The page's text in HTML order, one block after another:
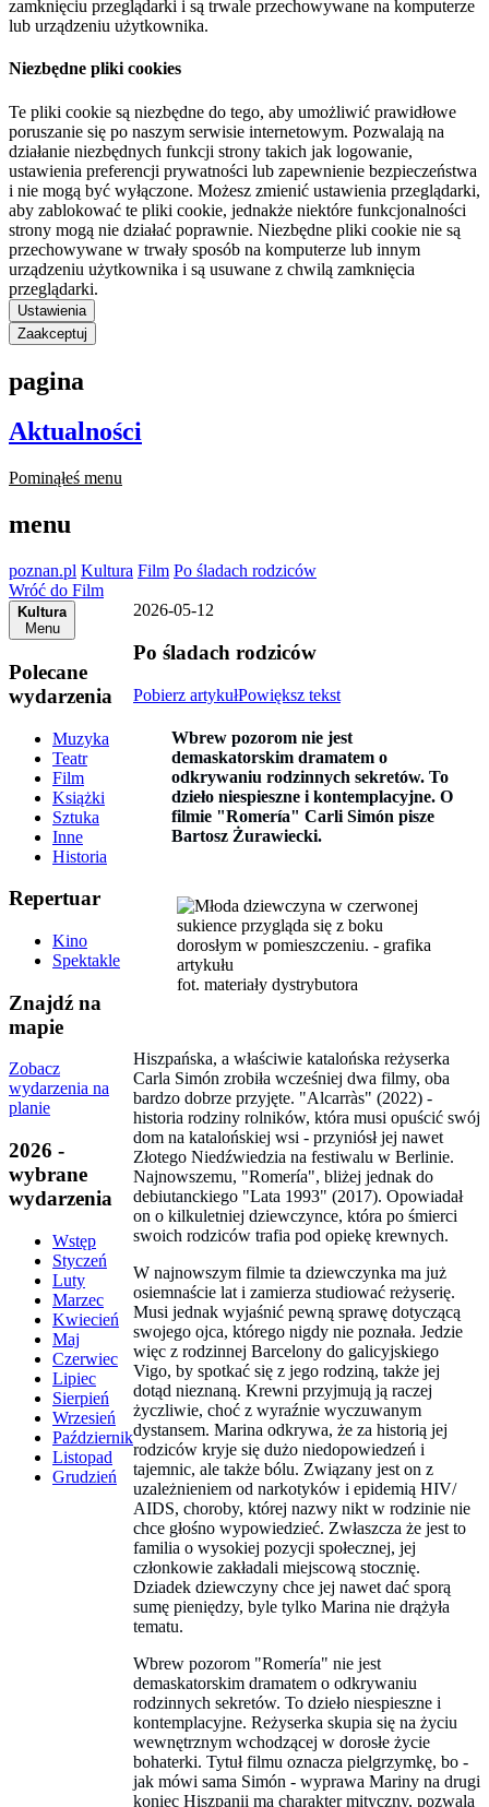
zamknięciu przeglądarki i są trwale przechowywane na komputerze
lub urządzeniu użytkownika.
Niezbędne pliki cookies
Te pliki cookie są niezbędne do tego, aby umożliwić prawidłowe
poruszanie się po naszym serwisie internetowym. Pozwalają na
działanie niezbędnych funkcji strony takich jak logowanie,
ustawienia preferencji prywatności lub zapewnienie bezpieczeństwa
i nie mogą być wyłączone. Możesz zmienić ustawienia przeglądarki,
aby zablokować te pliki cookie, jednakże niektóre funkcjonalności
strony mogą nie działać poprawnie. Niezbędne pliki cookie nie są
przechowywane w trwały sposób na komputerze lub innym
urządzeniu użytkownika i są usuwane z chwilą zamknięcia
przeglądarki.
Ustawienia
Zaakceptuj
pagina
Aktualności
Pominąłeś menu
menu
poznan.pl Kultura Film Po śladach rodziców
Wróć do Film
Kultura
Menu
Polecane
wydarzenia
Muzyka
Teatr
Film
Książki
Sztuka
Inne
Historia
Repertuar
Kino
Spektakle
Znajdź na
mapie
Zobacz
wydarzenia na
planie
2026 -
wybrane
wydarzenia
Wstęp
Styczeń
Luty
Marzec
Kwiecień
Maj
Czerwiec
Lipiec
Sierpień
Wrzesień
Październik
Listopad
Grudzień
2026-05-12
Po śladach rodziców
Pobierz artykułPowiększ tekst
Wbrew pozorom nie jest
demaskatorskim dramatem o
odkrywaniu rodzinnych sekretów. To
dzieło niespieszne i kontemplacyjne. O
filmie "Romería" Carli Simón pisze
Bartosz Żurawiecki.
fot. materiały dystrybutora
Hiszpańska, a właściwie katalońska reżyserka
Carla Simón zrobiła wcześniej dwa filmy, oba
bardzo dobrze przyjęte. "Alcarràs" (2022) -
historia rodziny rolników, która musi opuścić swój
dom na katalońskiej wsi - przyniósł jej nawet
Złotego Niedźwiedzia na festiwalu w Berlinie.
Najnowszemu, "Romería", bliżej jednak do
debiutanckiego "Lata 1993" (2017). Opowiadał
on o kilkuletniej dziewczynce, która po śmierci
swoich rodziców trafia pod opiekę krewnych.
W najnowszym filmie ta dziewczynka ma już
osiemnaście lat i zamierza studiować reżyserię.
Musi jednak wyjaśnić pewną sprawę dotyczącą
swojego ojca, którego nigdy nie poznała. Jedzie
więc z rodzinnej Barcelony do galicyjskiego
Vigo, by spotkać się z jego rodziną, także jej
dotąd nieznaną. Krewni przyjmują ją raczej
życzliwie, choć z wyraźnie wyczuwanym
dystansem. Marina odkrywa, że za historią jej
rodziców kryje się dużo niedopowiedzeń i
tajemnic, ale także bólu. Związany jest on z
uzależnieniem od narkotyków i epidemią HIV/
AIDS, choroby, której nazwy nikt w rodzinie nie
chce głośno wypowiedzieć. Zwłaszcza że jest to
familia o wysokiej pozycji społecznej, jej
członkowie zakładali miejscową stocznię.
Dziadek dziewczyny chce jej nawet dać sporą
sumę pieniędzy, byle tylko Marina nie drążyła
tematu.
Wbrew pozorom "Romería" nie jest
demaskatorskim dramatem o odkrywaniu
rodzinnych sekretów. To dzieło niespieszne i
kontemplacyjne. Reżyserka skupia się na życiu
wewnętrznym wchodzącej w dorosłe życie
bohaterki. Tytuł filmu oznacza pielgrzymkę, bo -
jak mówi sama Simón - wyprawa Mariny na drugi
koniec Hiszpanii ma charakter mityczny, pozwala